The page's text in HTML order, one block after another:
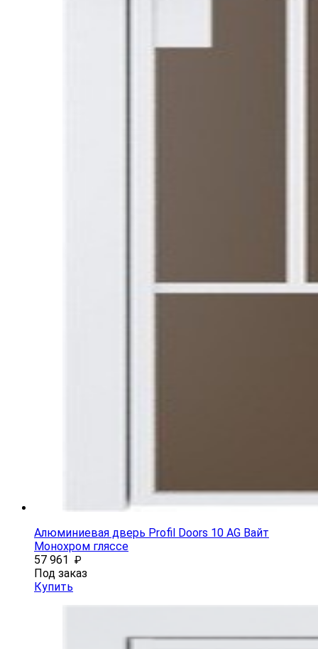
Алюминиевая дверь Profil Doors 10 AG Вайт
Монохром гляссе
57 961
₽
Под заказ
Купить